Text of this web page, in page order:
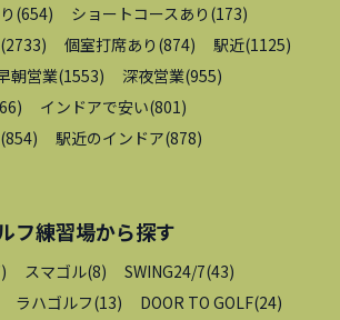
(654) ショートコースあり (173)
(2733) 個室打席あり (874) 駅近(1125)
朝営業(1553) 深夜営業(955)
) インドアで安い(801 )
(854) 駅近のインドア(878)
フ練習場から探す
) スマゴル(8) SWING24/7(43)
ラハゴルフ(13) DOOR TO GOLF(24)